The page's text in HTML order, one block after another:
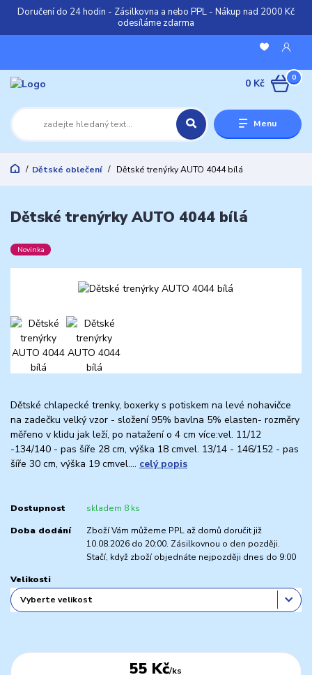
Doručení do 24 hodin - Zásilkovna a nebo PPL - Nákup nad 2000 Kč
odesíláme zdarma
Menu
0
0 Kč
Dětské oblečení Dětské trenýrky AUTO 4044 bílá
Dětské trenýrky AUTO 4044 bílá
Novinka
Dětské chlapecké trenky, boxerky s potiskem na levé nohavičce
na zadečku velký vzor - složení 95% bavlna 5% elasten- rozměry
měřeno v klidu jak leží, po natažení o 4 cm více:vel. 11/12
-134/140 - pas šíře 28 cm, výška 18 cmvel. 13/14 - 146/152 - pas
šíře 30 cm, výška 19 cmvel.... celý popis
Dostupnost skladem 8 ks
Doba dodání
Zboží Vám můžeme PPL až domů doručit již
10.08.2026 do 20:00. Zásilkovnou o den později.
Stačí, když zboží objednáte nejpozději dnes do 9:00
Velikosti
55 Kč/ks